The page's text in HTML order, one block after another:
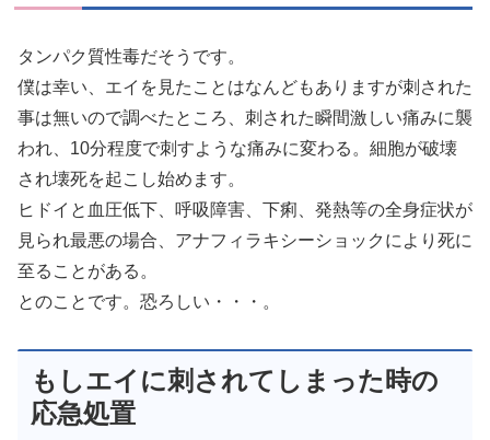
タンパク質性毒だそうです。
僕は幸い、エイを見たことはなんどもありますが刺された
事は無いので調べたところ、刺された瞬間激しい痛みに襲
われ、10分程度で刺すような痛みに変わる。細胞が破壊
され壊死を起こし始めます。
ヒドイと血圧低下、呼吸障害、下痢、発熱等の全身症状が
見られ最悪の場合、アナフィラキシーショックにより死に
至ることがある。
とのことです。恐ろしい・・・。
もしエイに刺されてしまった時の
応急処置